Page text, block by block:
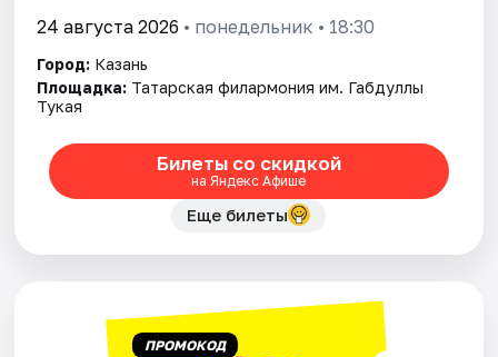
Рейтинги
24 августа 2026 • понедельник • 18:30
Город: Казань
Площадка: Татарская филармония им. Габдуллы
Тукая
Билеты со скидкой
на Яндекс Афише
Еще билеты
ПРОМОКОД